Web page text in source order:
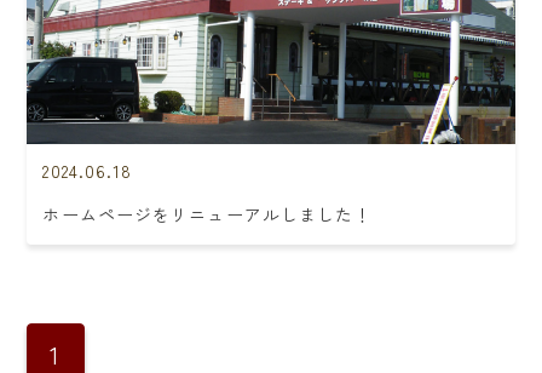
2024.06.18
ホームページをリニューアルしました！
1